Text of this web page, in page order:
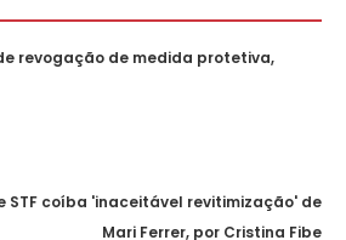
revogação de medida protetiva,
STF coíba 'inaceitável revitimização' de
Mari Ferrer, por Cristina Fibe